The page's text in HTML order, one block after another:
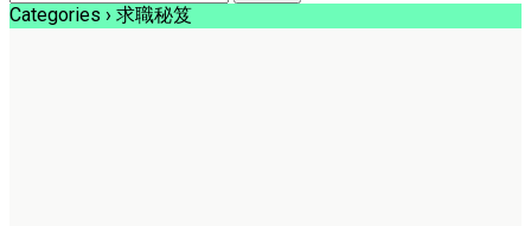
Categories › 求職秘笈